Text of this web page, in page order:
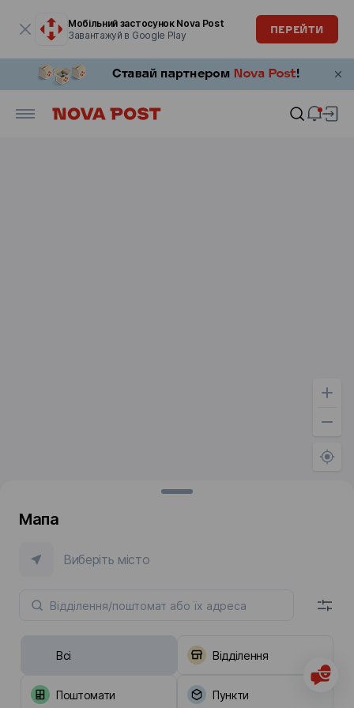
Мобільний застосунок Nova Post
Завантажуй в Google Play
ПЕРЕЙТИ
Мапа
Виберіть місто
Всі Відділення
Поштомати Пункти